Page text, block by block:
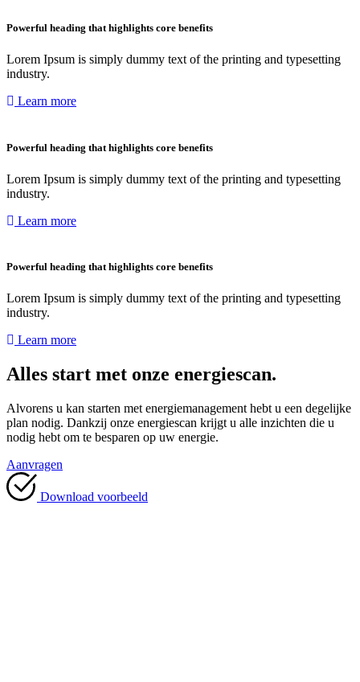
Powerful heading that highlights core benefits
Lorem Ipsum is simply dummy text of the printing and typesetting
industry.
Learn more
Powerful heading that highlights core benefits
Lorem Ipsum is simply dummy text of the printing and typesetting
industry.
Learn more
Powerful heading that highlights core benefits
Lorem Ipsum is simply dummy text of the printing and typesetting
industry.
Learn more
Alles start met onze energiescan.
Alvorens u kan starten met energiemanagement hebt u een degelijke
plan nodig. Dankzij onze energiescan krijgt u alle inzichten die u
nodig hebt om te besparen op uw energie.
Aanvragen
Download voorbeeld